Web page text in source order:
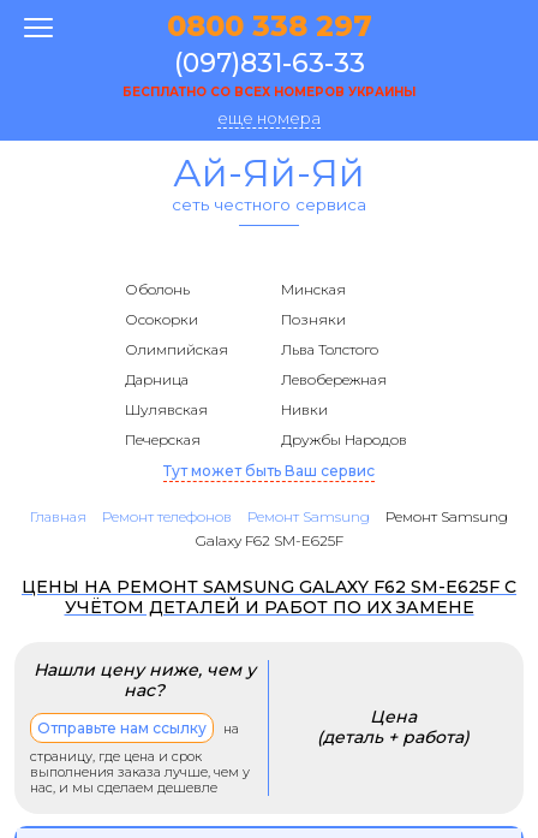
0800 338 297
(097)831-63-33
БЕСПЛАТНО СО ВСЕХ НОМЕРОВ УКРАИНЫ
еще номера
Ай-Яй-Яй
сеть честного сервиса
Оболонь
Минская
Осокорки
Позняки
Олимпийская
Льва Толстого
Дарница
Левобережная
Шулявская
Нивки
Печерская
Дружбы Народов
Тут может быть Ваш сервис
Главная Ремонт телефонов Ремонт Samsung
Ремонт Samsung
Galaxy F62 SM-E625F
ЦЕНЫ НА РЕМОНТ SAMSUNG GALAXY F62 SM-E625F С
УЧЁТОМ ДЕТАЛЕЙ И РАБОТ ПО ИХ ЗАМЕНЕ
Нашли цену ниже, чем у
нас?
Отправьте нам ссылку
на
страницу, где цена и срок
выполнения заказа лучше, чем у
нас, и мы сделаем дешевле
Цена
(деталь + работа)